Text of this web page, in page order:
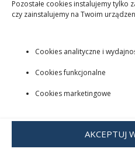
Pozostałe cookies instalujemy tylko
czy zainstalujemy na Twoim
Cookies analityczne i
Cookies funkcjonalne
Cookies marketingowe
AKCEPTUJ